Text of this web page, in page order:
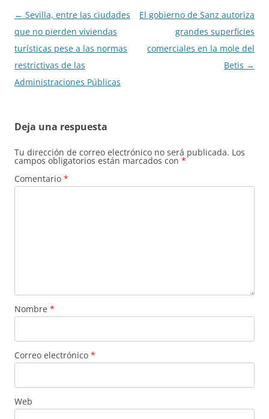
Navegación
de
entradas
← Sevilla, entre las ciudades
que no pierden viviendas
turísticas pese a las normas
restrictivas de las
Administraciones Públicas
El gobierno de Sanz autoriza
grandes superficies
comerciales en la mole del
Betis →
Deja una respuesta
Tu dirección de correo electrónico no será publicada. Los
campos obligatorios están marcados con *
Comentario *
Nombre *
Correo electrónico *
Web